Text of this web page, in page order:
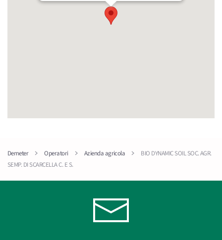
Demeter Operatori Azienda agricola
BIO DYNAMIC SOIL SOC. AGR.
SEMP. DI SCARCELLA C. E S.